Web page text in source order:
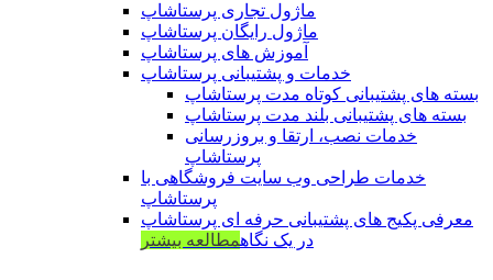
ماژول تجاری پرستاشاپ
ماژول رایگان پرستاشاپ
آموزش های پرستاشاپ
خدمات و پشتیبانی پرستاشاپ
بسته های پشتیبانی کوتاه مدت پرستاشاپ
بسته های پشتیبانی بلند مدت پرستاشاپ
خدمات نصب، ارتقا و بروزرسانی
پرستاشاپ
خدمات طراحی وب سایت فروشگاهی با
پرستاشاپ
معرفی پکیج های پشتیبانی حرفه ای پرستاشاپ
در یک نگاهمطالعه بیشتر